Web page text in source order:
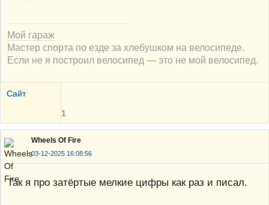
Мой гараж
Мастер спорта по езде за хлебушком на велосипеде.
Если не я построил велосипед — это не мой велосипед.
Сайт
1
Wheels Of Fire
03-12-2025 16:08:56
Так я про затёртые мелкие цифры как раз и писал.